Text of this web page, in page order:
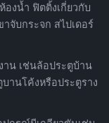
งน้ำ ฟิตติ้งเกี่ยวกับ
จับกระจก สไปเดอร์
าน เช่นล้อประตูบ้าน
านโค้งหรือประตูราง